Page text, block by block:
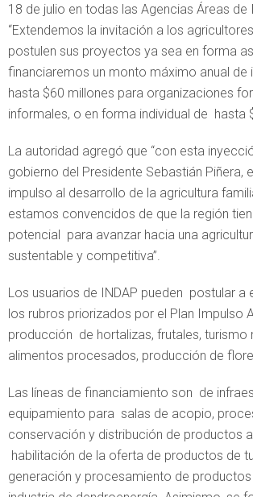
18 de julio en todas las Agencias Áreas de
“Extendemos la invitación a los
postulen sus proyectos ya sea en forma
financiaremos un monto máximo anual de
hasta $60 millones para organizaciones
informales, o en forma individual de hasta
La autoridad agregó que “con esta
gobierno del Presidente Sebastián Piñera,
impulso al desarrollo de la agricultura
estamos convencidos de que la región
potencial para avanzar hacia una
sustentable y competitiva”.
Los usuarios de INDAP pueden postular a
los rubros priorizados por el Plan Impulso
producción de hortalizas, frutales, turismo
alimentos procesados, producción de
Las líneas de financiamiento son de
equipamiento para salas de acopio,
conservación y distribución de productos
habilitación de la oferta de productos de
generación y procesamiento de